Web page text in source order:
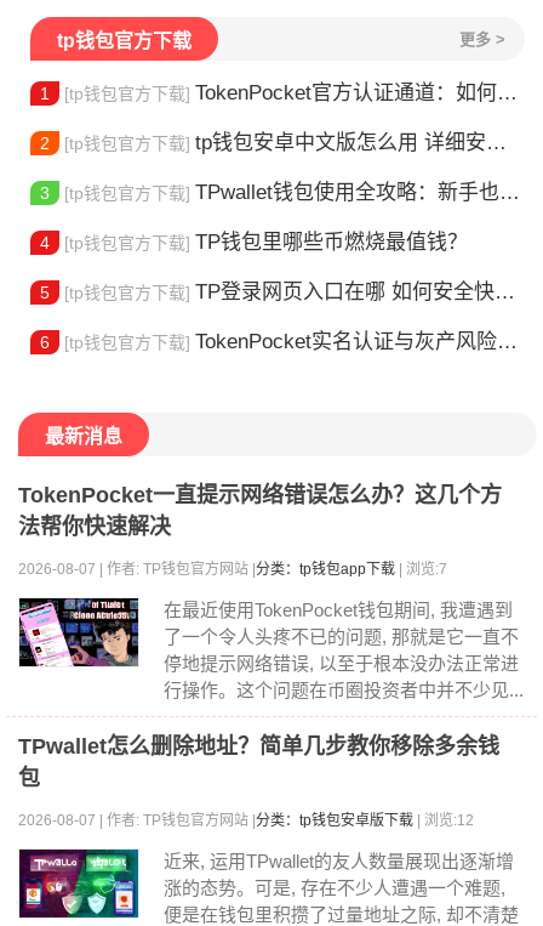
tp钱包官方下载 更多 >
1 [tp钱包官方下载] TokenPocket官方认证通道：如何找到真正的官方渠道
2 [tp钱包官方下载] tp钱包安卓中文版怎么用 详细安装教程
3 [tp钱包官方下载] TPwallet钱包使用全攻略：新手也能快速上手掌握
4 [tp钱包官方下载] TP钱包里哪些币燃烧最值钱？
5 [tp钱包官方下载] TP登录网页入口在哪 如何安全快速登陆平台
6 [tp钱包官方下载] TokenPocket实名认证与灰产风险全解析
最新消息
TokenPocket一直提示网络错误怎么办？这几个方
法帮你快速解决
2026-08-07 | 作者: TP钱包官方网站 | 分类：tp钱包app下载 | 浏览:7
在最近使用TokenPocket钱包期间, 我遭遇到
了一个令人头疼不已的问题, 那就是它一直不
停地提示网络错误, 以至于根本没办法正常进
行操作。这个问题在币圈投资者中并不少见...
TPwallet怎么删除地址？简单几步教你移除多余钱
包
2026-08-07 | 作者: TP钱包官方网站 | 分类：tp钱包安卓版下载 | 浏览:12
近来, 运用TPwallet的友人数量展现出逐渐增
涨的态势。可是, 存在不少人遭遇一个难题,
便是在钱包里积攒了过量地址之际, 却不清楚